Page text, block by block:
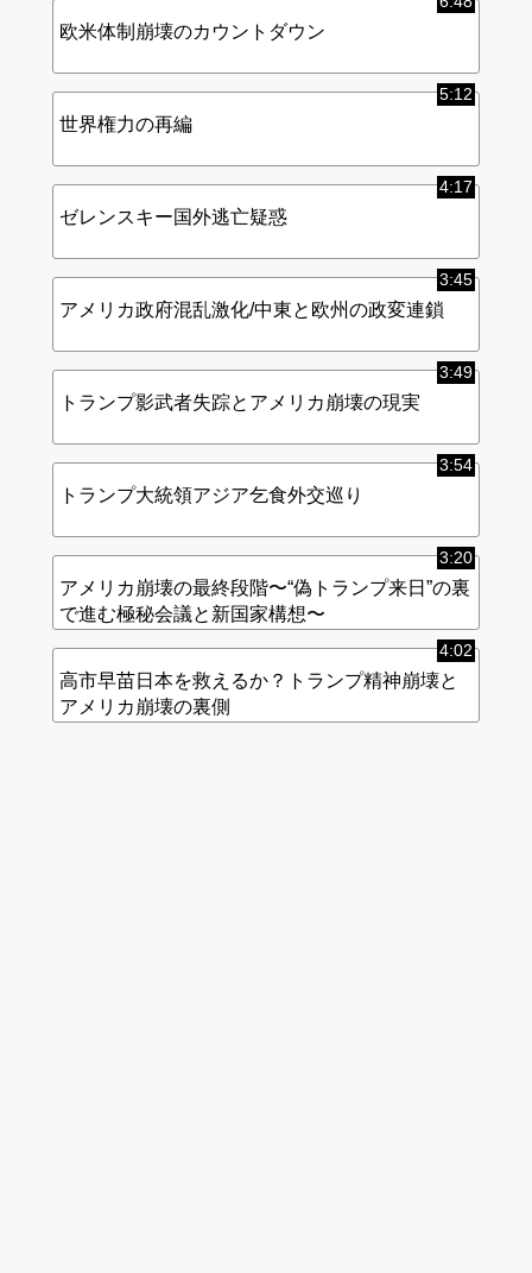
欧米体制崩壊のカウントダウン
5:12
世界権力の再編
4:17
ゼレンスキー国外逃亡疑惑
3:45
アメリカ政府混乱激化/中東と欧州の政変連鎖
3:49
トランプ影武者失踪とアメリカ崩壊の現実
3:54
トランプ大統領アジア乞食外交巡り
3:20
アメリカ崩壊の最終段階〜“偽トランプ来日”の裏
で進む極秘会議と新国家構想〜
4:02
高市早苗日本を救えるか？トランプ精神崩壊と
アメリカ崩壊の裏側